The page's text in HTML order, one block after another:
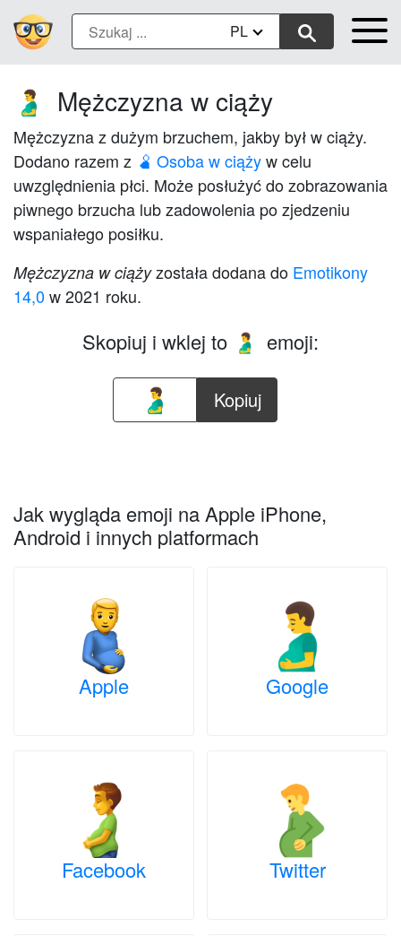
PL
🫃 Mężczyzna w ciąży
Mężczyzna z dużym brzuchem, jakby był w ciąży.
Dodano razem z 🫄 Osoba w ciążyw celu
uwzględnienia płci. Może posłużyć do zobrazowania
piwnego brzucha lub zadowolenia po zjedzeniu
wspaniałego posiłku.
Mężczyzna w ciążyzostała dodana do Emotikony
14,0w 2021 roku.
Skopiuj i wklej to 🫃 emoji:
Kopiuj
Jak wygląda emoji na Apple iPhone,
Android i innych platformach
Apple Google
Facebook Twitter